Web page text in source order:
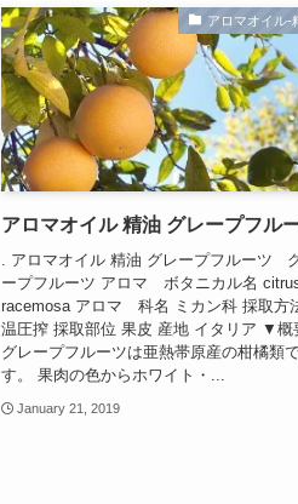
アロマオイル-
アロマオイル 精油 グレープフル
. アロマオイル 精油 グレープフルーツ
ープフルーツ アロマ ボタニカル名
racemosa アロマ 科名 ミカン科 採取方
温圧搾 採取部位 果皮 産地 イタリア ▼概
グレープフルーツは亜熱帯原産の柑橘類
す。 果肉の色からホワイト・...
January 21, 2019